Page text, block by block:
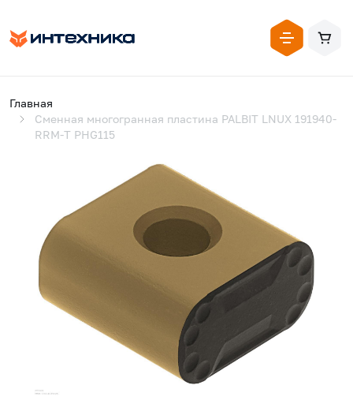
Главная
Сменная многогранная пластина PALBIT LNUX 191940-
RRM-T PHG115